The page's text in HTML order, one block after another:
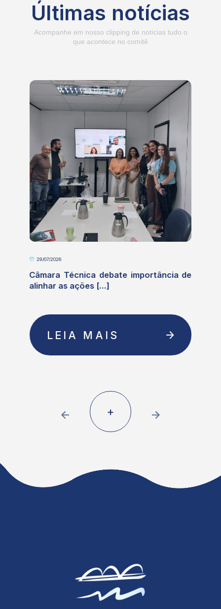
Últimas notícias
Acompanhe em nosso clipping de notícias tudo o
que acontece no comitê
29/07/2026
Câmara Técnica debate importância de
alinhar as ações [...]
LEIA MAIS
+